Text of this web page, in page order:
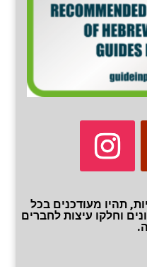
תהיו מעודכנים בכל
וחלקו עיצות לחברים